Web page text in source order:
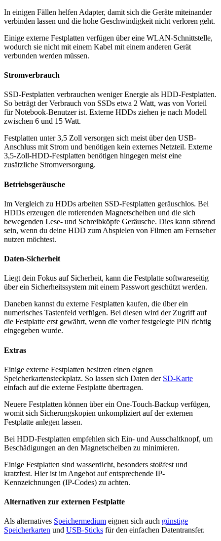
In einigen Fällen helfen Adapter, damit sich die Geräte miteinander
verbinden lassen und die hohe Geschwindigkeit nicht verloren geht.
Einige externe Festplatten verfügen über eine WLAN-Schnittstelle,
wodurch sie nicht mit einem Kabel mit einem anderen Gerät
verbunden werden müssen.
Stromverbrauch
SSD-Festplatten verbrauchen weniger Energie als HDD-Festplatten.
So beträgt der Verbrauch von SSDs etwa 2 Watt, was von Vorteil
für Notebook-Benutzer ist. Externe HDDs ziehen je nach Modell
zwischen 6 und 15 Watt.
Festplatten unter 3,5 Zoll versorgen sich meist über den USB-
Anschluss mit Strom und benötigen kein externes Netzteil. Externe
3,5-Zoll-HDD-Festplatten benötigen hingegen meist eine
zusätzliche Stromversorgung.
Betriebsgeräusche
Im Vergleich zu HDDs arbeiten SSD-Festplatten geräuschlos. Bei
HDDs erzeugen die rotierenden Magnetscheiben und die sich
bewegenden Lese- und Schreibköpfe Geräusche. Dies kann störend
sein, wenn du deine HDD zum Abspielen von Filmen am Fernseher
nutzen möchtest.
Daten-Sicherheit
Liegt dein Fokus auf Sicherheit, kann die Festplatte softwareseitig
über ein Sicherheitssystem mit einem Passwort geschützt werden.
Daneben kannst du externe Festplatten kaufen, die über ein
numerisches Tastenfeld verfügen. Bei diesen wird der Zugriff auf
die Festplatte erst gewährt, wenn die vorher festgelegte PIN richtig
eingegeben wurde.
Extras
Einige externe Festplatten besitzen einen eignen
Speicherkartensteckplatz. So lassen sich Daten der SD-Karte
einfach auf die externe Festplatte übertragen.
Neuere Festplatten können über ein One-Touch-Backup verfügen,
womit sich Sicherungskopien unkompliziert auf der externen
Festplatte anlegen lassen.
Bei HDD-Festplatten empfehlen sich Ein- und Ausschaltknopf, um
Beschädigungen an den Magnetscheiben zu minimieren.
Einige Festplatten sind wasserdicht, besonders stoßfest und
kratzfest. Hier ist im Angebot auf entsprechende IP-
Kennzeichnungen (IP-Codes) zu achten.
Alternativen zur externen Festplatte
Als alternatives Speichermedium eignen sich auch günstige
Speicherkarten und USB-Sticks für den einfachen Datentransfer.